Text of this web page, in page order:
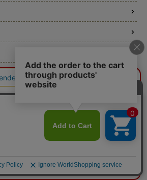
¥0 閉じる
本体色：
選択してください
本体代：¥0